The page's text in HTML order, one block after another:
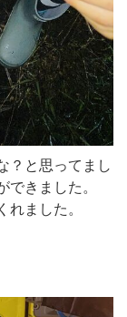
？と思ってまし
できました。
れました。